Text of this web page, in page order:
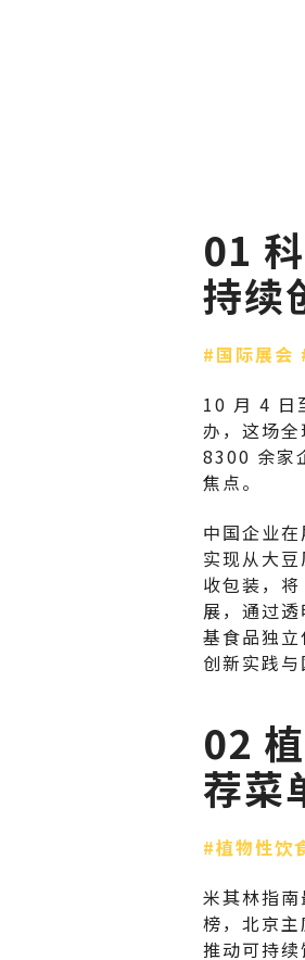
01
持续
#国际展会
10 月 4 日
办，这场
8300 余家
焦点。
中国企业
实现从大
收包装，
展，通过
基食品独
创新实践与
02
荐菜
#植物性饮
米其林指
榜，北京
推动可持续